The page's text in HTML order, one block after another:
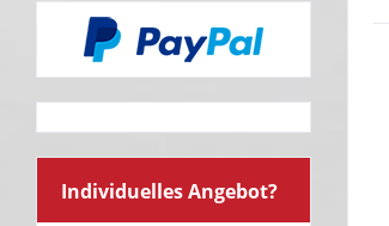
Individuelles Angebot?